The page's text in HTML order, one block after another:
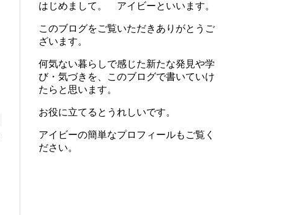
はじめまして。 アイビーといいます。
このブログをご覧いただきありがとうご
ざいます。
何気ない暮らしで感じた新たな発見や学
び・気づきを、このブログで書いていけ
たらと思います。
お役に立てるとうれしいです。
アイビーの簡単なプロフィールもご覧く
ださい。